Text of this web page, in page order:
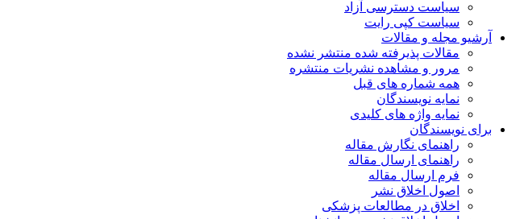
سیاست دسترسی آزاد
سیاست کپی رایت
آرشیو مجله و مقالات
مقالات پذیرفته شده منتشر نشده
مرور و مشاهده نشریات منتشره
همه شماره های قبل
نمایه نویسندگان
نمایه واژه های کلیدی
برای نویسندگان
راهنمای نگارش مقاله
راهنمای ارسال مقاله
فرم ارسال مقاله
اصول اخلاق نشر
اخلاق در مطالعات پزشکی